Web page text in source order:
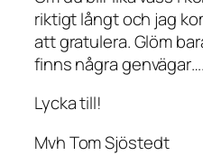
riktigt långt och jag
att gratulera. Glöm
finns några genvägar….
Lycka till!
Mvh Tom Sjöstedt